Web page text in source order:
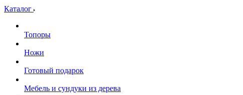
Каталог
Топоры
Ножи
Готовый подарок
Мебель и сундуки из дерева